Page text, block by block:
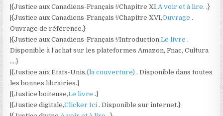
|{Justice aux Canadiens-Français !/Chapitre XI,A voir et à lire..}
|{Justice aux Canadiens-Français !/Chapitre XVI,Ouvrage.
Ouvrage de référence.}
|{Justice aux Canadiens-Français !/Introduction,Le livre.
Disponible à l’achat sur les plateformes Amazon, Fnac, Cultura
….}
|{Justice aux États-Unis,(la couverture). Disponible dans toutes
les bonnes librairies.}
|{Justice boiteuse,Le livre.}
|{Justice digitale,Clicker Ici. Disponible sur internet.}